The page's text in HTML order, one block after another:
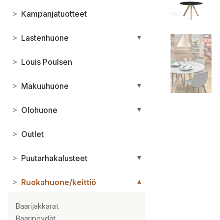
> Kampanjatuotteet
> Lastenhuone ▼
> Louis Poulsen
> Makuuhuone ▼
> Olohuone ▼
> Outlet
> Puutarhakalusteet ▼
> Ruokahuone/keittiö ▼
Baarijakkarat